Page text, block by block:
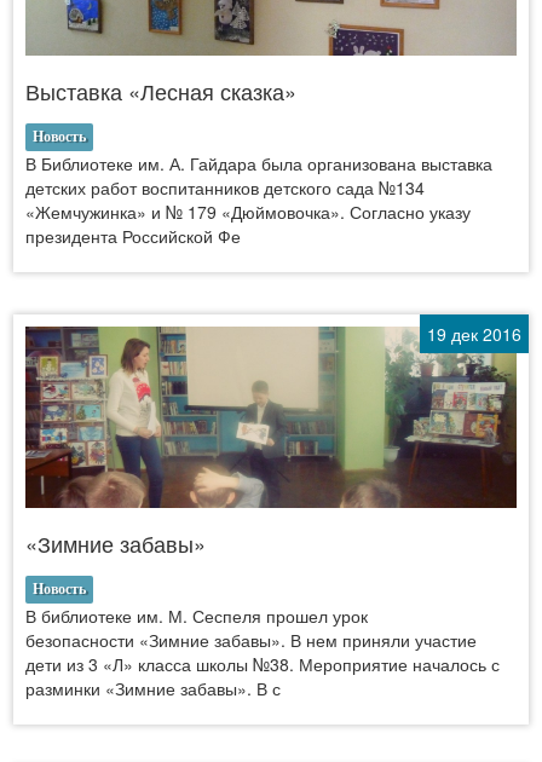
Выставка «Лесная сказка»
Новость
В Библиотеке им. А. Гайдара была организована выставка
детских работ воспитанников детского сада №134
«Жемчужинка» и № 179 «Дюймовочка». Согласно указу
президента Российской Фе
19 дек 2016
«Зимние забавы»
Новость
В библиотеке им. М. Сеспеля прошел урок
безопасности «Зимние забавы». В нем приняли участие
дети из 3 «Л» класса школы №38. Мероприятие началось с
разминки «Зимние забавы». В с